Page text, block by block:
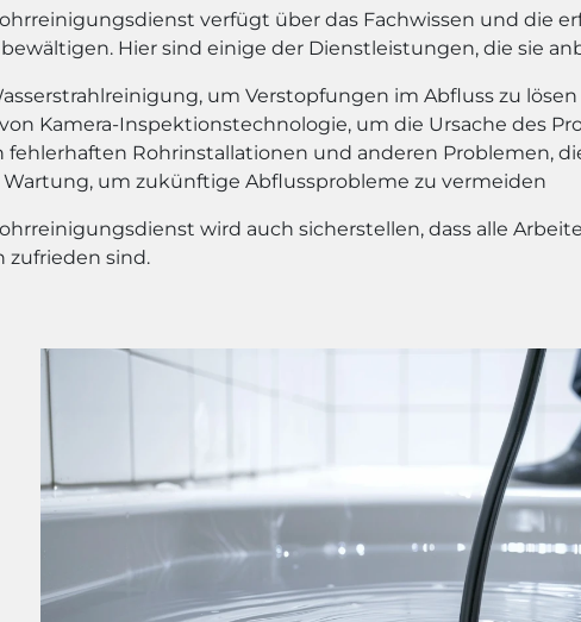
verfügt über das Fachwissen und die
Hier sind einige der Dienstleistungen, die sie
um Verstopfungen im Abfluss zu lösen
Kamera-Inspektionstechnologie, um die Ursache des
fehlerhaften Rohrinstallationen und anderen Problemen,
um zukünftige Abflussprobleme zu vermeiden
wird auch sicherstellen, dass alle
zufrieden sind.